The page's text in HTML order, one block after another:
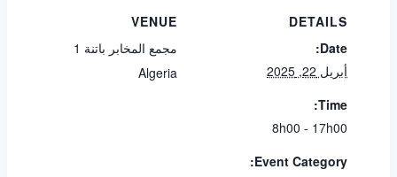
DETAILS
Date:
أبريل 22, 2025
Time:
8h00 - 17h00
Event Category:
VENUE
مجمع المخابر باتنة 1
Algeria